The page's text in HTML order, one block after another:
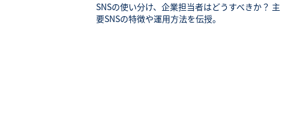
SNSの使い分け、企業担当者はどうすべきか？ 主
要SNSの特徴や運用方法を伝授。